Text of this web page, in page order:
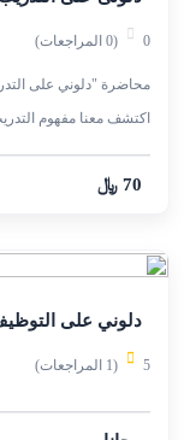
0 (0 المراجعات)
محاضرة "دلوني على
اكتشف معنا مفهوم
مسيرتك المهنية كمدرب
70 ﷼
دلوني على
5 (1 المراجعات)